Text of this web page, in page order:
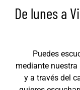
De lunes a
Puedes
mediante
y a través del